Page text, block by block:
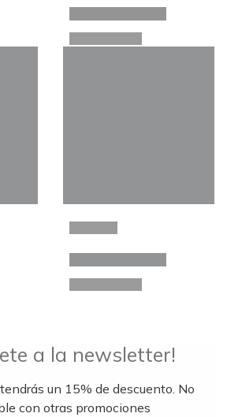
a la newsletter!
un 15% de descuento. No
con otras promociones